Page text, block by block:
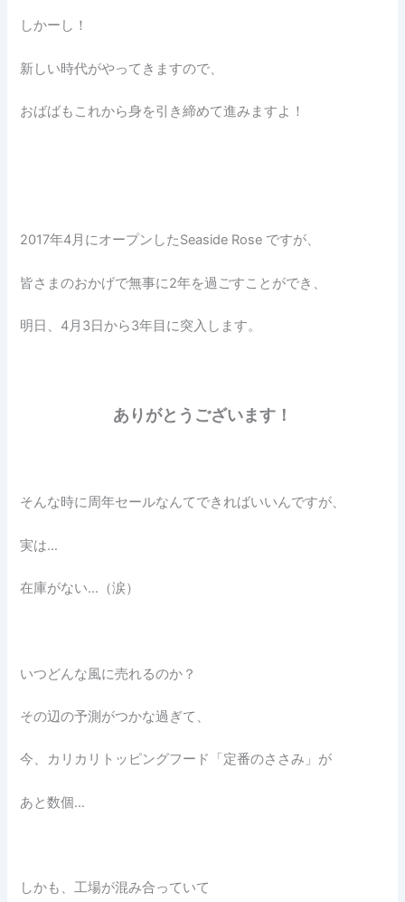
しかーし！
新しい時代がやってきますので、
おばばもこれから身を引き締めて進みますよ！
2017年4月にオープンしたSeaside Rose ですが、
皆さまのおかげで無事に2年を過ごすことができ、
明日、4月3日から3年目に突入します。
ありがとうございます！
そんな時に周年セールなんてできればいいんですが、
実は…
在庫がない…（涙）
いつどんな風に売れるのか？
その辺の予測がつかな過ぎて、
今、カリカリトッピングフード「定番のささみ」が
あと数個…
しかも、工場が混み合っていて